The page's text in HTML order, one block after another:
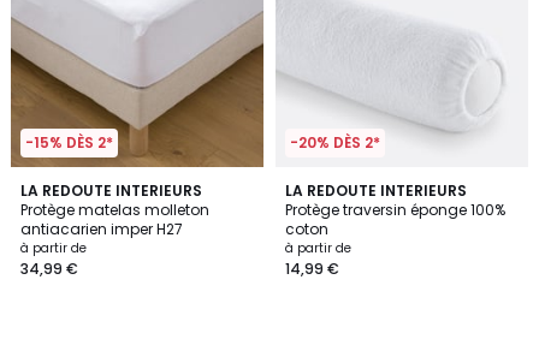
-15% DÈS 2*
LA REDOUTE INTERIEURS
Protège matelas molleton
antiacarien imper H27
à partir de
34,99 €
4,6
/ 5
-20% DÈS 2*
LA REDOUTE INTERIEURS
Protège traversin éponge 100%
coton
à partir de
14,99 €
4
/
5